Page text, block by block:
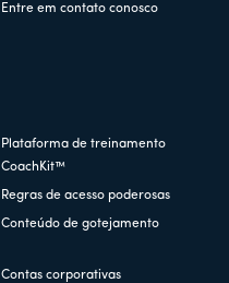
Entre em contato conosco
Plataforma de treinamento
CoachKit™
Regras de acesso poderosas
Conteúdo de gotejamento
Contas corporativas